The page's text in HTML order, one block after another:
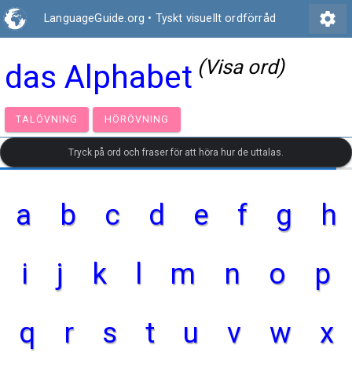
LanguageGuide.org • Tyskt visuellt ordförråd settings
das Alphabet (Visa ord)
TALÖVNING HÖRÖVNING
Tryck på ord och fraser för att höra hur de uttalas.
a b c d e f g
h
i
j k l m n o
p
q
r s t u v w
x